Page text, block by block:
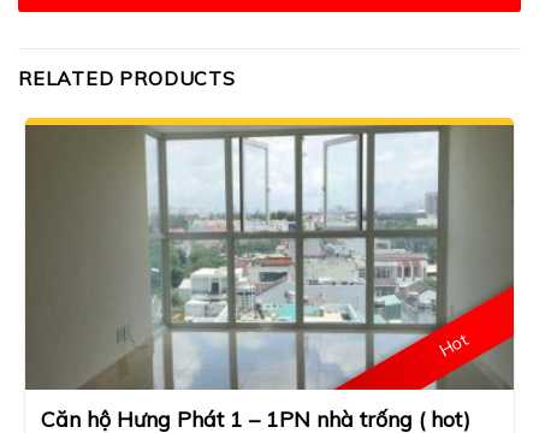
RELATED PRODUCTS
Hot
Căn hộ Hưng Phát 1 – 1PN nhà trống ( hot)